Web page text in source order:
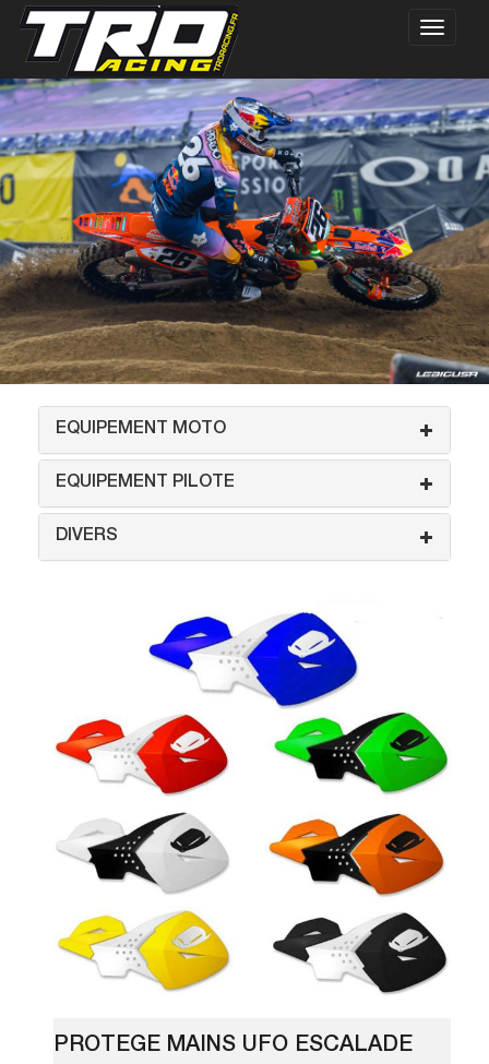
EQUIPEMENT MOTO
EQUIPEMENT PILOTE
DIVERS
PROTEGE MAINS UFO ESCALADE